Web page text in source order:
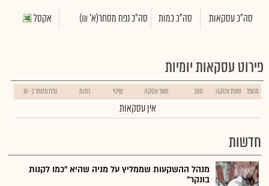
סה"כ עסקאות סה"כ כמות סה"כ נפח מסחר(א' ₪) אקסל
פירוט עסקאות יומיות
מספר שעת עסקה מצב שער עסקה שינוי כמות נפח מסחר ב- ₪
אין עסקאות
חדשות
מנהל ההשקעות שממליץ על מניה שהיא "כמו לקנות
בונקר"